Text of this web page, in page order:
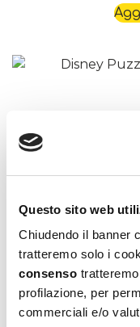
Questo sito web
Chiudendo il banner
tratteremo solo i
consenso
profilazione, per
commerciali e/o